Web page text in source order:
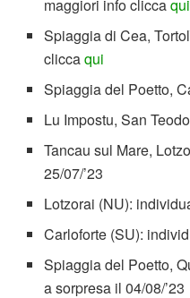
maggiori info cliccaqui
Spiaggia di Cea,
cliccaqui
Spiaggia del Poetto,
Lu Impostu, San
Tancau sul Mare,
25/07/’23
Lotzorai (NU):
Carloforte (SU):
Spiaggia del Poetto,
a sorpresa il 04/08/’23